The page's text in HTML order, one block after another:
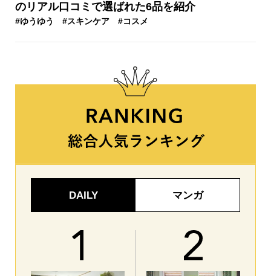
のリアル口コミで選ばれた6品を紹介
#ゆうゆう #スキンケア #コスメ
DAILY マンガ